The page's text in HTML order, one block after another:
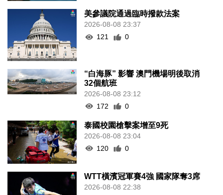
美參議院通過臨時撥款法案
2026-08-08 23:37
121
0
“白海豚” 影響 澳門機場明後取消
32個航班
2026-08-08 23:12
172
0
泰國校園槍擊案增至9死
2026-08-08 23:04
120
0
WTT橫濱冠軍賽4強 國家隊奪3席
2026-08-08 22:38